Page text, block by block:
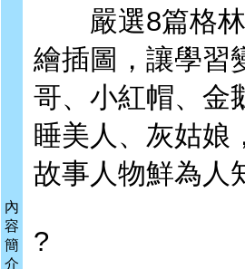
內
容
簡
介
嚴選8篇格林
繪插圖，讓學習
哥、小紅帽、金
睡美人、灰姑娘
故事人物鮮為
?